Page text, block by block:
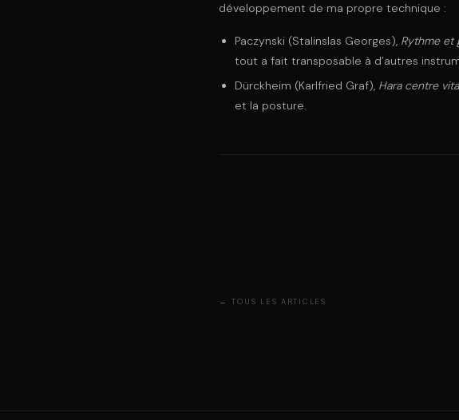
développement de ma propre technique :
Paczynski (Stalinslas Georges), Rythme et
tout a fait transposable à d’autres
Dürckheim (Karlfried Graf), Hara centre
et la posture.
← TOUS LES ARTICLES